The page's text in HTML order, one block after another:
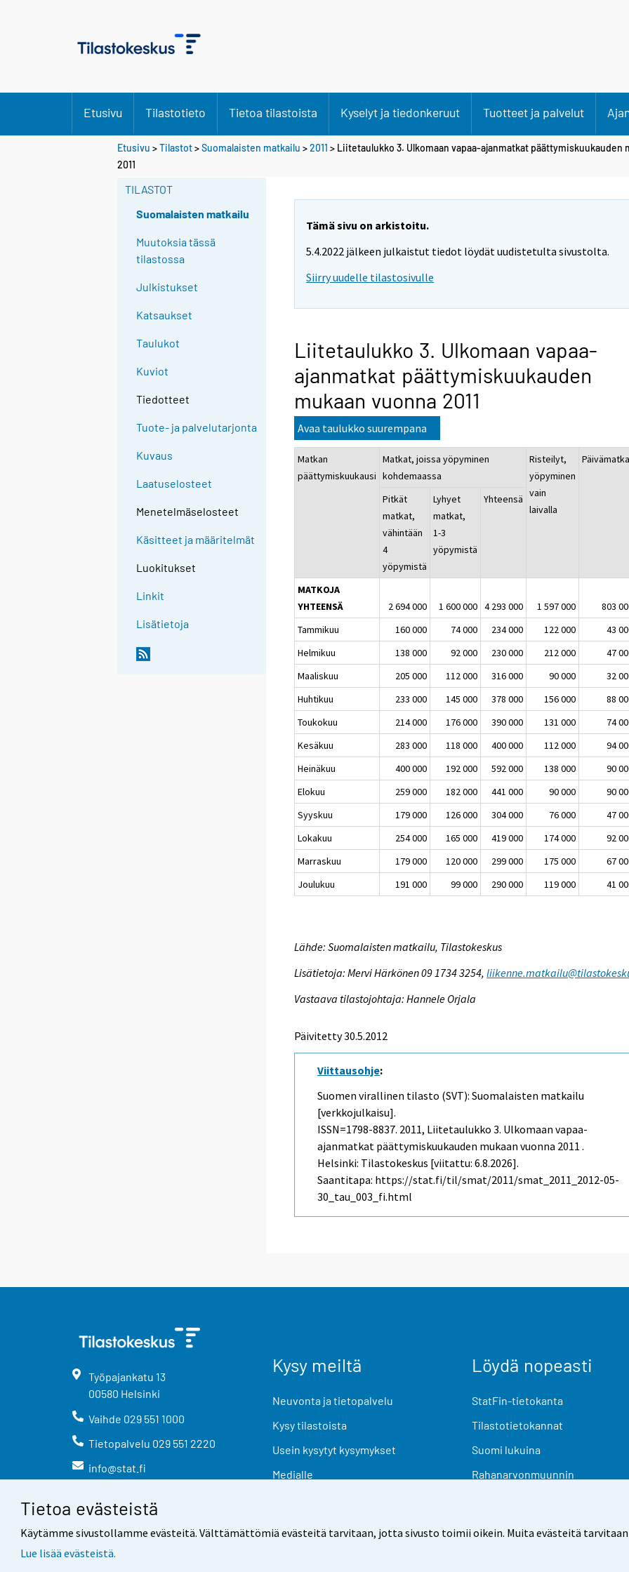
Tietoa evästeistä
Käytämme sivustollamme evästeitä. Välttämättömiä evästeitä tarvitaan, jotta sivusto toimii oikein. Muita evästeitä
Lue lisää evästeistä.
Etusivu Tilastotieto Tietoa tilastoista Kyselyt ja tiedonkeruut Tuotteet ja palvelut
Etusivu >Tilastot>Suomalaisten matkailu >2011 > Liitetaulukko 3. Ulkomaan vapaa-ajanmatkat päättymiskuukauden
2011
TILASTOT
Suomalaisten matkailu
Muutoksia tässä
tilastossa
Julkistukset
Katsaukset
Taulukot
Kuviot
Tiedotteet
Tuote- ja palvelutarjonta
Kuvaus
Laatuselosteet
Menetelmäselosteet
Käsitteet ja määritelmät
Luokitukset
Linkit
Lisätietoja
Tämä sivu on arkistoitu.
5.4.2022 jälkeen julkaistut tiedot löydät uudistetulta sivustolta.
Siirry uudelle tilastosivulle
Liitetaulukko 3. Ulkomaan vapaa-
ajanmatkat päättymiskuukauden
mukaan vuonna 2011
Avaa taulukko suurempana
Matkan
päättymiskuukausi
Matkat, joissa yöpyminen
kohdemaassa
Risteilyt,
yöpyminen
vain
laivalla
Pitkät
matkat,
vähintään
4
yöpymistä
Lyhyet
matkat,
1-3
yöpymistä
Yhteensä
MATKOJA
YHTEENSÄ
2 694 000 1 600 000 4 293 000 1 597 000
803
Tammikuu
160 000 74 000 234 000 122 000
43
Helmikuu
138 000 92 000 230 000 212 000
47
Maaliskuu
205 000 112 000 316 000 90 000
32
Huhtikuu
233 000 145 000 378 000 156 000
88
Toukokuu
214 000 176 000 390 000 131 000
74
Kesäkuu
283 000 118 000 400 000 112 000
94
Heinäkuu
400 000 192 000 592 000 138 000
90
Elokuu
259 000 182 000 441 000 90 000
90
Syyskuu
179 000 126 000 304 000 76 000
47
Lokakuu
254 000 165 000 419 000 174 000
92
Marraskuu
179 000 120 000 299 000 175 000
67
Joulukuu
191 000 99 000 290 000 119 000 41
Lähde: Suomalaisten matkailu, Tilastokeskus
Lisätietoja: Mervi Härkönen 09 1734 3254,
Vastaava tilastojohtaja: Hannele Orjala
Päivitetty 30.5.2012
Viittausohje:
Suomen virallinen tilasto (SVT): Suomalaisten matkailu
[verkkojulkaisu].
ISSN=1798-8837. 2011, Liitetaulukko 3. Ulkomaan vapaa-
ajanmatkat päättymiskuukauden mukaan vuonna 2011 .
Helsinki: Tilastokeskus [viitattu: 6.8.2026].
Saantitapa: https://stat.fi/til/smat/2011/smat_2011_2012-05-
30_tau_003_fi.html
Työpajankatu 13
00580 Helsinki
Vaihde 029 551 1000
Tietopalvelu 029 551 2220
info@stat.fi
Kysy meiltä
Neuvonta ja tietopalvelu
Kysy tilastoista
Usein kysytyt kysymykset
Medialle
Löydä nopeasti
StatFin-tietokanta
Tilastotietokannat
Suomi lukuina
Rahanarvonmuunnin